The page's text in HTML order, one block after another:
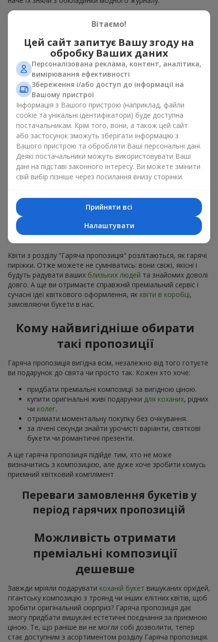
Гаряча пропозиція — це вишукані дизайнерські ансамблі та
елегантні композиції за гарячими цінами, що естетично
поєднують в собі різноманіття форм, кольорів та фактур.
Тут часто з'являються творчі пропозиції зсезонних рослин
а також тематичні набори для свят і особливих подій
Чому ціни на композиції
можуть бути нижчими
Гаряча пропозиція — це не квіти які втратили свою свіжість.
Адже ми гарантуємо термін зберігання кожного букета в
ідеальному стані щонайменше протягом 5 днів. Ціни на
квіти гаряча пропозиція знижуються через:
сезонність квітів — у пік цвітіння троянд, півоній або
гортензій ціни нижчі.
планове оновлення асортименту — старі композиції
авторських букетів.
надходження великої партії квітів – коли ми
розуміємо, що квітів замовлено більше ніж потрібно,
робимо привабливі варіанти дешевшими, зберігши
Квіти з розділу “Гаряча пропозиція" розлітаються, як гарячі
пиріжки. Отже можете не сумніватись: вони свіжі, якісні і
будуть радувати ваших близьких людей та знайомих доволі
довго. А ще ви отримаєте справжній преміальний сервіс і
сучасні ідеї квіткового оформлення, як квіти в коробці,
замовляючи букети в нас.
Кому найвигідніше обирати
такі пропозиції
Гаряча пропозиція вигідна всім, незалежно від того готуєте
ви подарунок до свята чи просто так. Кожен хто хоче:
придбати преміальні композиції за вигідною ціною.
купити оригінальні живі подарунки для коханих, рідних
чи колег.
отримати моментальну покупку без очікування.
за лічені секунди знайти урочисті варіанти, святкові
букети чи романтичні презенти.
А ще гаряча пропозиція підійде тим, хто не може
визначитись з композицією, але дуже хоче зробити комусь
приємний квітковий комплімент
Переваги замовлення букетів у
період гарячих пропозицій
Можливість отримати
преміальні композиції
дешевше
Завжди мріяли подарувати коханій букет вишуканих орхідей,
гігантську композицію з троянд чи інших елітних квітів, щоб
зробити оригінальний сюрприз? Гаряча пропозиція дає
змогу придбати вишукані естетичні поєднання за приємною
ціною. Те, що раніше ви не могли собі дозволити, тепер
стає доступним з асортиментом розділу Гаряча пропозиція.
Вітаємо!
Цей сайт запитує Вашу згоду на
обробку Ваших даних
Персоналізована реклама, контент, аналітика,
вимірювання ефективності
Збереження і/або доступ до інформації на
Вашому пристрої
Інформація з Вашого пристрою (наприклад, файли
cookie та унікальні ідентифікатори) буде доступна
постачальникам. Крім того, вони, а також цей сайт
або застосунок зможуть зберігати інформацію з
Вашого пристрою та обробляти Ваші персональні дані.
Деякі постачальники можуть використовувати Ваші
дані на підставі законного інтересу. Ви можете змінити
свій вибір пізніше через посилання внизу сторінки.
Прийняти всі
Налаштувати